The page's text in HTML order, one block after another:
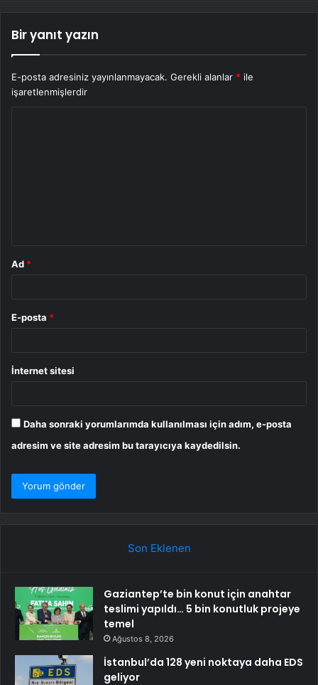
Bir yanıt yazın
E-posta adresiniz yayınlanmayacak. Gerekli alanlar * ile
işaretlenmişlerdir
Ad *
E-posta *
İnternet sitesi
Daha sonraki yorumlarımda kullanılması için adım, e-posta
adresim ve site adresim bu tarayıcıya kaydedilsin.
Son Eklenen
Gaziantep’te bin konut için anahtar
teslimi yapıldı… 5 bin konutluk projeye
temel
Ağustos 8, 2026
İstanbul’da 128 yeni noktaya daha EDS
geliyor